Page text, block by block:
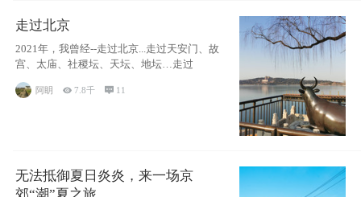
走过北京
2021年，我曾经--走过北京...走过天安门、故
宫、太庙、社稷坛、天坛、地坛…走过
阿眀 7.8千  11
无法抵御夏日炎炎，来一场京